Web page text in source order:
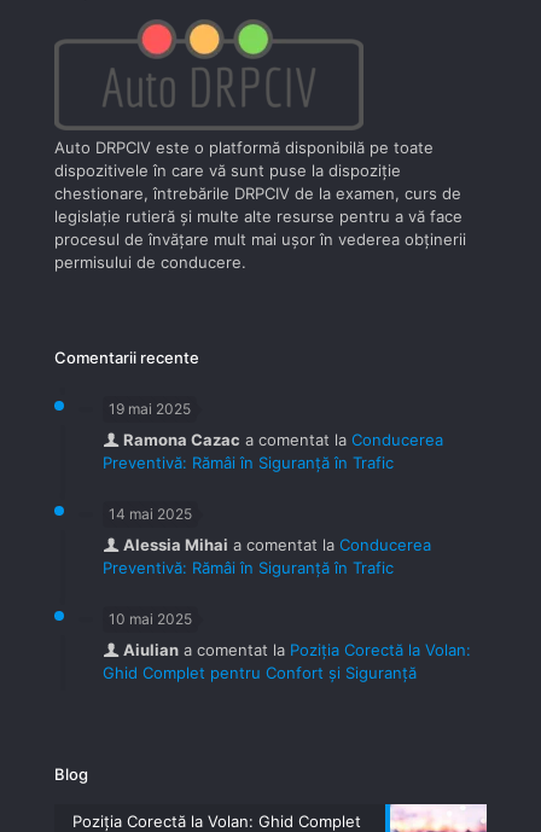
Auto DRPCIV este o platformă disponibilă pe toate
dispozitivele în care vă sunt puse la dispoziţie
chestionare, întrebările DRPCIV de la examen, curs de
legislaţie rutieră şi multe alte resurse pentru a vă face
procesul de învăţare mult mai uşor în vederea obţinerii
permisului de conducere.
Comentarii recente
19 mai 2025
Ramona Cazac a comentat la Conducerea
Preventivă: Rămâi în Siguranță în Trafic
14 mai 2025
Alessia Mihai a comentat la Conducerea
Preventivă: Rămâi în Siguranță în Trafic
10 mai 2025
Aiulian a comentat la Poziția Corectă la Volan:
Ghid Complet pentru Confort și Siguranță
Blog
Poziția Corectă la Volan: Ghid Complet